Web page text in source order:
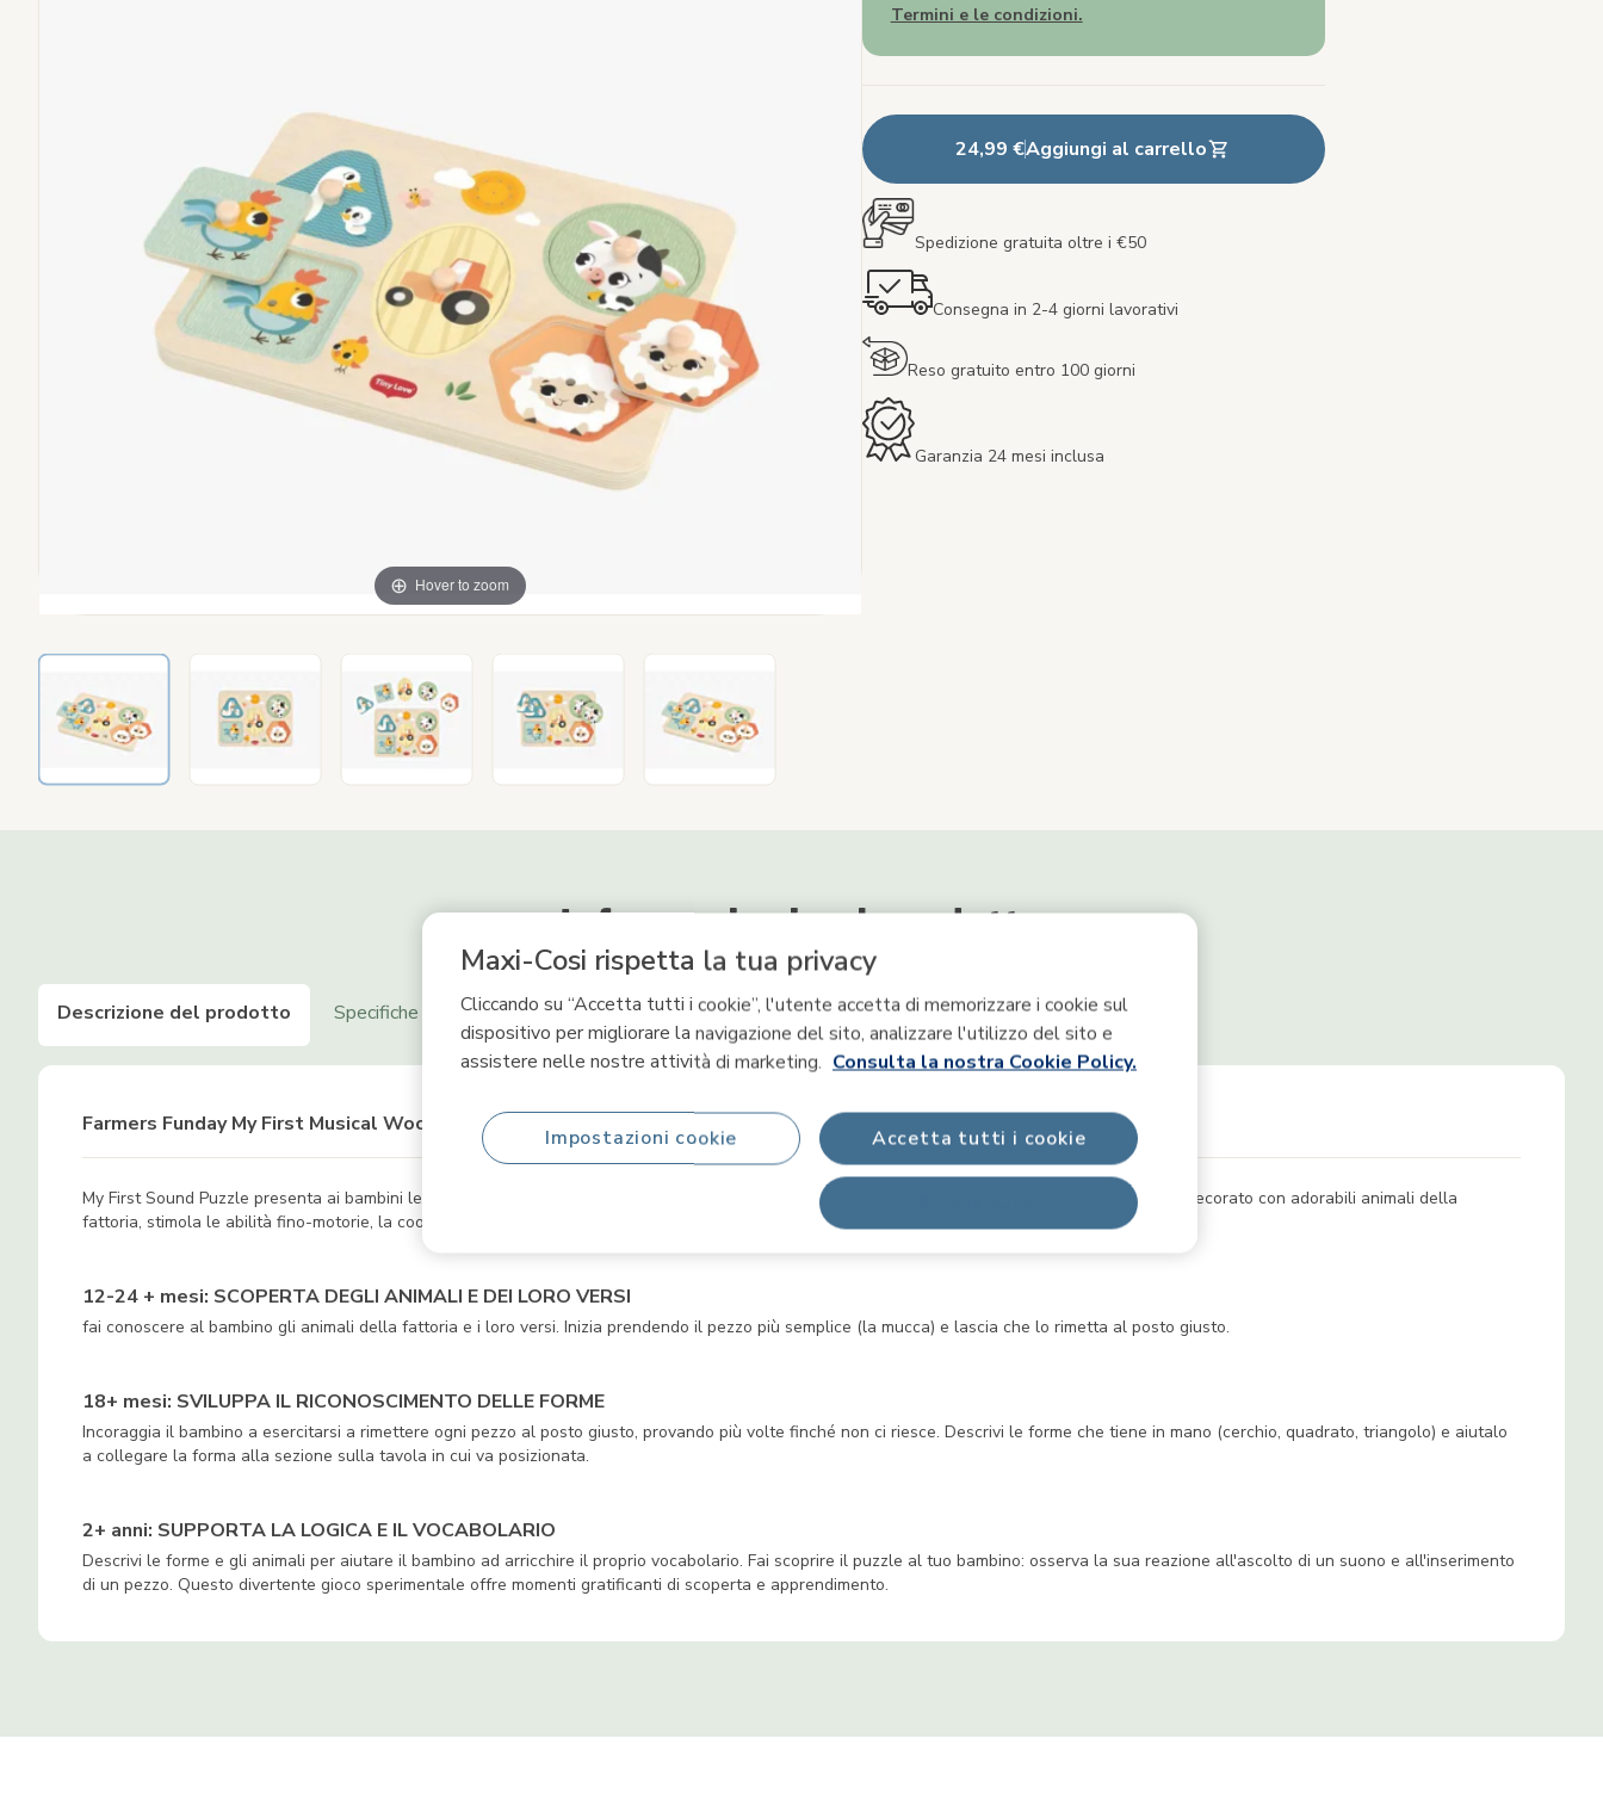
Maxi-Cosi rispetta la tua privacy
Cliccando su “Accetta tutti i cookie”, l'utente accetta di memorizzare i cookie sul
dispositivo per migliorare la navigazione del sito, analizzare l'utilizzo del sito e
assistere nelle nostre attività di marketing. Consulta la nostra Cookie Policy.
Accetta tutti i cookie
Impostazioni cookie
Informazioni sul prodotto
Descrizione del prodotto
Farmers Funday My First Musical Wooden Puzzle
My First Sound Puzzle presenta ai bambini le forme, i colori e i versi degli animali sfruttando l'aspetto ludico della scoperta. Realizzato in legno e decorato con adorabili animali della
fattoria, stimola le abilità fino-motorie, la coordinazione occhio-mano e lo sviluppo cognitivo in modo divertente attraverso i sensi.
12-24 + mesi: SCOPERTA DEGLI ANIMALI E DEI LORO VERSI
fai conoscere al bambino gli animali della fattoria e i loro versi. Inizia prendendo il pezzo più semplice (la mucca) e lascia che lo rimetta al posto giusto.
18+ mesi: SVILUPPA IL RICONOSCIMENTO DELLE FORME
Incoraggia il bambino a esercitarsi a rimettere ogni pezzo al posto giusto, provando più volte finché non ci riesce. Descrivi le forme che tiene in mano (cerchio, quadrato, triangolo) e aiutalo
a collegare la forma alla sezione sulla tavola in cui va posizionata.
2+ anni: SUPPORTA LA LOGICA E IL VOCABOLARIO
Descrivi le forme e gli animali per aiutare il bambino ad arricchire il proprio vocabolario. Fai scoprire il puzzle al tuo bambino: osserva la sua reazione all'ascolto di un suono e all'inserimento
di un pezzo. Questo divertente gioco sperimentale offre momenti gratificanti di scoperta e apprendimento.
Specifiche Sicurezza del prodotto & Manuali
Hover to zoom
Termini e le condizioni.
24,99 €Aggiungi al carrello
Spedizione gratuita oltre i €50
Consegna in 2-4 giorni lavorativi
Reso gratuito entro 100 giorni
Garanzia 24 mesi inclusa